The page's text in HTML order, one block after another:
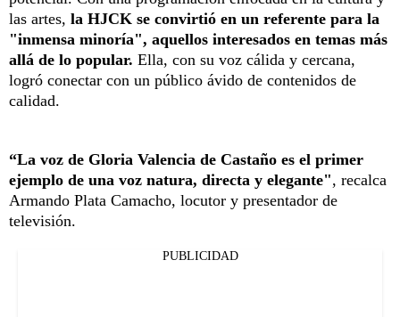
las artes, la HJCK se convirtió en un referente para la
"inmensa minoría", aquellos interesados en temas más
allá de lo popular. Ella, con su voz cálida y cercana,
logró conectar con un público ávido de contenidos de
calidad.
“La voz de Gloria Valencia de Castaño es el primer
ejemplo de una voz natura, directa y elegante", recalca
Armando Plata Camacho, locutor y presentador de
televisión.
PUBLICIDAD